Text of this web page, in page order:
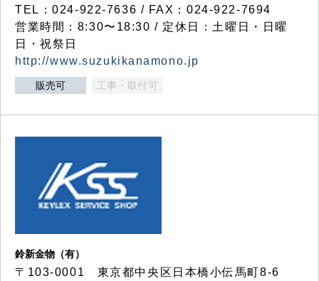
TEL：024-922-7636 / FAX：024-922-7694
営業時間：8:30〜18:30 / 定休日：土曜日・日曜
日・祝祭日
http://www.suzukikanamono.jp
販売可 工事・取付可
鈴新金物（有）
〒103-0001 東京都中央区日本橋小伝馬町8-6